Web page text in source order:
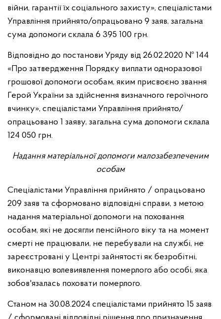
війни, гарантії їх соціального захисту», спеціалістами
Управління прийнято/опрацьовано 9 заяв, загальна
сума допомоги склала 6 395 100 грн.
Відповідно до постанови Уряду від 26.02.2020 № 144
«Про затвердження Порядку виплати одноразової
грошової допомоги особам, яким присвоєно звання
Герой України за здійснення визначного героїчного
вчинку», спеціалістами Управління прийнято/
опрацьовано 1 заяву, загальна сума допомоги склала
124 050 грн.
Надання матеріальної допомоги малозабезпеченим
особам
Спеціалістами Управління прийнято / опрацьовано
209 заяв та сформовано відповідні справи, з метою
надання матеріальної допомоги на поховання
особам, які не досягли пенсійного віку та на момент
смерті не працювали, не перебували на службі, не
зареєстровані у Центрі зайнятості як безробітні,
виконавцю волевиявлення померлого або особі, яка
зобов'язалась поховати померлого.
Станом на 30.08.2024 спеціалістами прийнято 15 заяв